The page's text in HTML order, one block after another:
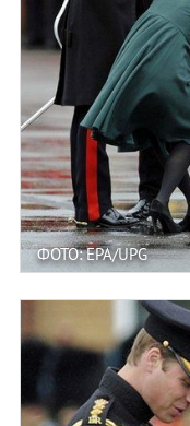
ФОТО: EPA/UPG